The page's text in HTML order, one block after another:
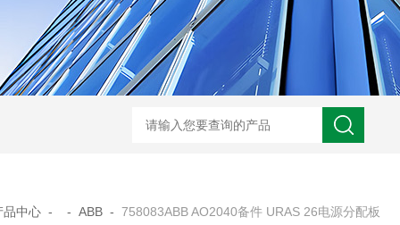
ARM10F2-20BGSMC 减压阀 KQB2H06-G01SMC 金属快换接头
品中心 - - ABB - 758083ABB AO2040备件 URAS 26电源分配板